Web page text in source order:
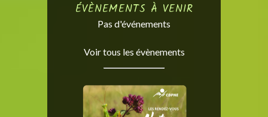
ÉVÈNEMENTS À VENIR
Pas d'événements
Voir tous les évènements